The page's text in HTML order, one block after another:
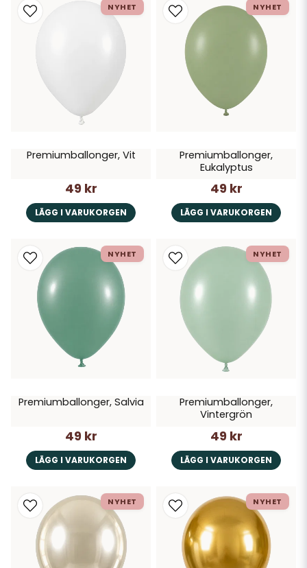
Premiumballonger, Vit
49 kr
LÄGG I VARUKORGEN
NYHET
Premiumballonger,
Eukalyptus
49 kr
LÄGG I VARUKORGEN
NYHET
Premiumballonger, Salvia
49 kr
LÄGG I VARUKORGEN
NYHET
Premiumballonger,
Vintergrön
49 kr
LÄGG I VARUKORGEN
NYHET
NYHET NYHET